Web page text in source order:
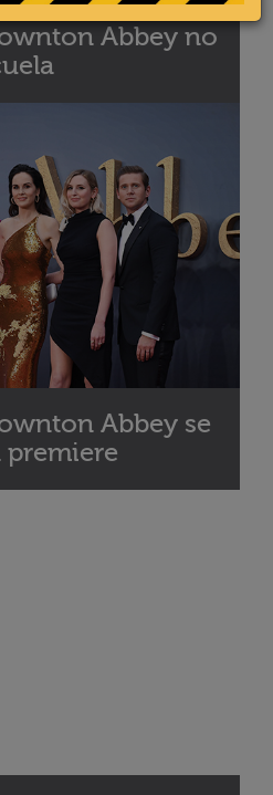
Abbey no
Abbey se